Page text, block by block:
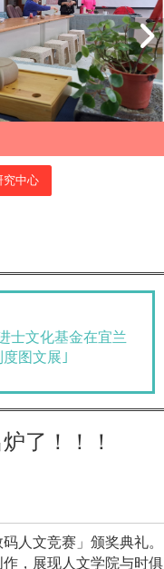
究中心
士文化基金在宜兰
图文展｣
了！！！
人文竞赛」颁奖典礼。
，展现人文学院与时俱